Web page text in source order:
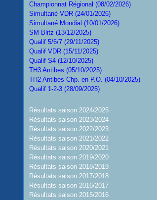
Championnat Régional (08/02/2026)
Simultané VDR (24/01/2026)
Simultané Mondial (10/01/2026)
SM Blitz (13/12/2025)
Qualif 5/6/7 (29/11/2025)
Qualif VDR (15/11/2025)
Qualif S4 (12/10/2025)
TH3 Antibes (05/10/2025)
TH2 Antibes Chp. en P.O. (04/10/2025)
Qualif 1-2-3 (28/09/2025)
Résultats saison 2024/2025
Résultats saison 2023/2024
Résultats saison 2022/2023
Résultats saison 2021/2022
Résultats saison 2020/2021
Résultats saison 2019/2020
Résultats saison 2018/2019
Résultats saison 2017/2018
Résultats saison 2016/2017
Résultats saison 2015/2016